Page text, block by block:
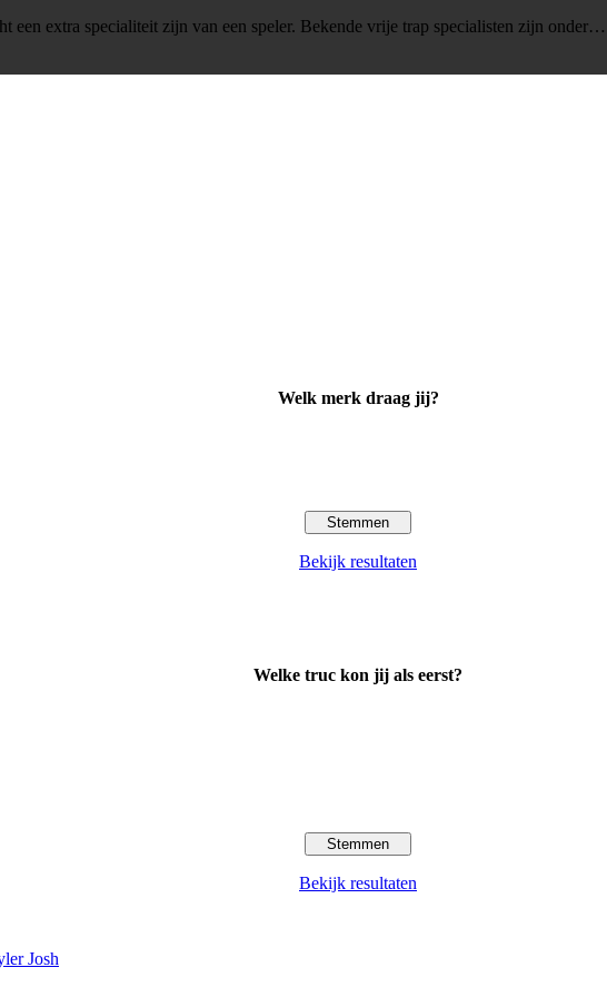
een extra specialiteit zijn van een speler. Bekende vrije trap specialisten zijn onder…
Welk merk draag jij?
Bekijk resultaten
Welke truc kon jij als eerst?
Bekijk resultaten
Josh